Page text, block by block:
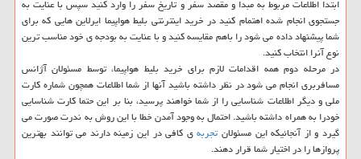
ابتدا اطلاعات مربوط به مبدا و مقصد سفر و تاریخ سفر را وارد كنید سپس با عنایت به
جستجوی انجام شده اهتمام كنید در خرید اینترنتی بلیط هواپیما ایرلاین هایی كه برای
شما پیشنهاد داده می شود را باهم مقایسه كنید و با عنایت به بودجه ی خود مناسب ترین
نوع آنرا انتخاب كنید.
در مرحله دوم همه اقدامات لازم برای خرید بلیط هواپیما، توسط مسئولان آژانس
مسافربری انجام می شود در نظر داشته باشید آنها از شما اطلاعات همچون شماره كارت
ملی و دیگر اطلاعات شناسایی را از شما خواهند پرسید، بنا بر این حتما كارت شناسایی
خودرا به همراه داشته باشید. احتمال به وجود آمدن خطا با این روش به ندرت صورت می
گیرد و از آنجائیكه این مسئولانتجربهی كافی در این زمینه دارند می توانند بهترین
پروازها را در اختیار شما قرار دهند.